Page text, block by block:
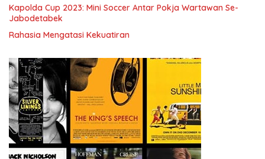
Kapolda Cup 2023: Mini Soccer Antar Pokja Wartawan Se-
Jabodetabek
Rahasia Mengatasi Kekuatiran